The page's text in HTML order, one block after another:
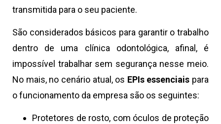
transmitida para o seu paciente.
São considerados básicos para garantir o trabalho
dentro de uma clínica odontológica, afinal, é
impossível trabalhar sem segurança nesse meio.
No mais, no cenário atual, os EPIs essenciais para
o funcionamento da empresa são os seguintes:
Protetores de rosto, com óculos de proteção